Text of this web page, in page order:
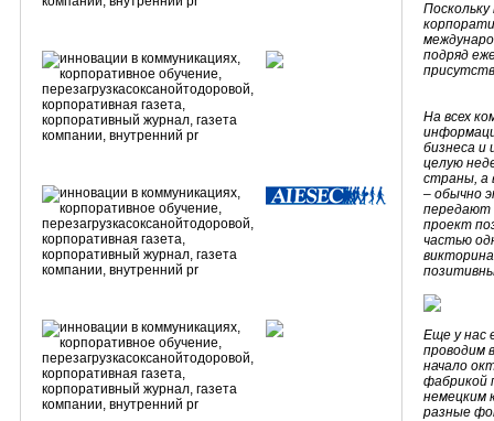
подряд
На всех
бизнеса
целую
страны, а
– обычно
передают
проект
частью
Еще у нас
проводим
начало
фабрикой
немецким
разные